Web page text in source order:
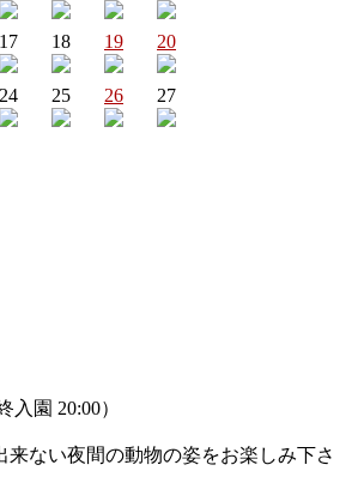
17 18 19 20
24 25 26 27
入園 20:00）
来ない夜間の動物の姿をお楽しみ下さ